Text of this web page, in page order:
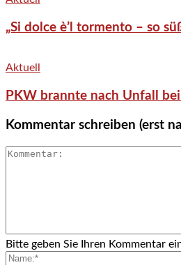
„Si dolce è’l tormento – so
Aktuell
PKW brannte nach Unfall
Kommentar schreiben (erst
Bitte geben Sie Ihren Kommentar